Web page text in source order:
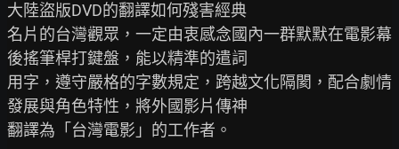
大陸盜版DVD的翻譯如何殘害經典
名片的台灣觀眾，一定由衷感念國內一群默默在電影幕
後搖筆桿打鍵盤，能以精準的遣詞
用字，遵守嚴格的字數規定，跨越文化隔閡，配合劇情
發展與角色特性，將外國影片傳神
翻譯為「台灣電影」的工作者。